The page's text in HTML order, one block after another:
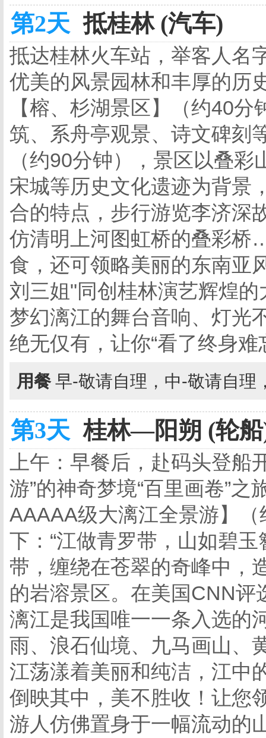
第2天 抵桂林 (汽车)
抵达桂林火车站，举客人名
优美的风景园林和丰厚的历
【榕、杉湖景区】（约40
筑、系舟亭观景、诗文碑刻
（约90分钟），景区以叠
宋城等历史文化遗迹为背景
合的特点，步行游览李济深
仿清明上河图虹桥的叠彩
食，还可领略美丽的东南亚
刘三姐"同创桂林演艺辉煌
梦幻漓江的舞台音响、灯光
绝无仅有，让你“看了终身
用餐 早-敬请自理，中-敬请自理
第3天 桂林—阳朔 (轮
上午：早餐后，赴码头登船
游”的神奇梦境“百里画卷”
AAAAA级大漓江全景游】
下：“江做青罗带，山如碧
带，缠绕在苍翠的奇峰中，
的岩溶景区。在美国CNN
漓江是我国唯一一条入选的
雨、浪石仙境、九马画山
江荡漾着美丽和纯洁，江中
倒映其中，美不胜收！让您
游人仿佛置身于一幅流动的